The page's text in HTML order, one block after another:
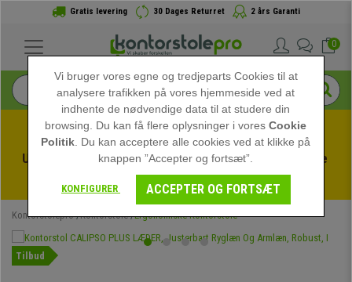
Gratis levering 30 Dages Returret 2 års Garanti
0
Udnyt sommerudsalget hos kontorstolepro! Eksklusive
rabatter i en begrænset periode - Se tilbuddet
Kontorstolepro Kontorstole Ergonomiske Kontorstole
Tilbud
Vi bruger vores egne og tredjeparts Cookies til at
analysere trafikken på vores hjemmeside ved at
indhente de nødvendige data til at studere din
browsing. Du kan få flere oplysninger i voresCookie
Politik . Du kan acceptere alle cookies ved at klikke på
knappen ”Accepter og fortsæt”.
KONFIGURER ACCEPTER OG FORTSÆT